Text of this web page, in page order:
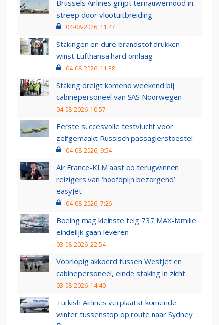
Brussels Airlines grijpt ternauwernood in:
streep door vlootuitbreiding
04-08-2026, 11:47
Stakingen en dure brandstof drukken
winst Lufthansa hard omlaag
04-08-2026, 11:38
Staking dreigt komend weekend bij
cabinepersoneel van SAS Noorwegen
04-08-2026, 10:57
Eerste succesvolle testvlucht voor
zelfgemaakt Russisch passagierstoestel
04-08-2026, 9:54
Air France-KLM aast op terugwinnen
reizigers van ‘hoofdpijn bezorgend’
easyJet
04-08-2026, 7:26
Boeing mag kleinste telg 737 MAX-familie
eindelijk gaan leveren
03-08-2026, 22:54
Voorlopig akkoord tussen WestJet en
cabinepersoneel, einde staking in zicht
03-08-2026, 14:40
Turkish Airlines verplaatst komende
winter tussenstop op route naar Sydney